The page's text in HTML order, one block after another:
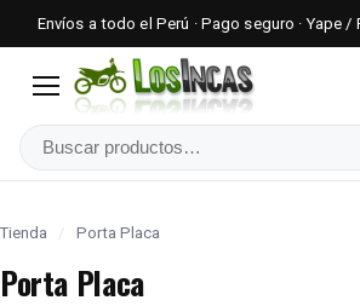
Envíos a todo el Perú · Pago seguro · Yape
Menú
Buscar
Tienda / Porta Placa
Porta Placa